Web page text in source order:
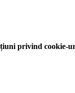
privind